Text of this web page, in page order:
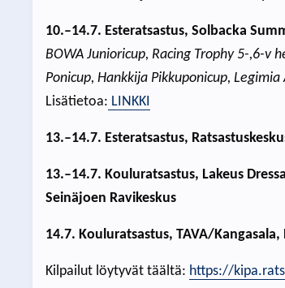
10.–14.7. Esteratsastus, Solbacka
BOWA Junioricup, Racing Trophy 5-,6-v
Ponicup, Hankkija Pikkuponicup,
Lisätietoa: LINKKI
13.–14.7. Esteratsastus,
13.–14.7. Kouluratsastus, Lakeus
Seinäjoen Ravikeskus
14.7. Kouluratsastus, TAVA/Kangasala,
Kilpailut löytyvät täältä: https://